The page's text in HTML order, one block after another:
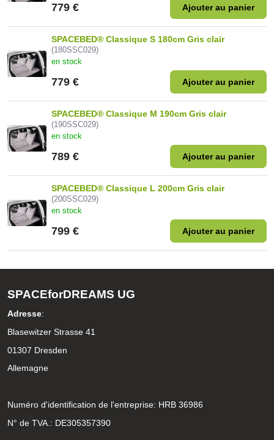
779 € Ajouter au panier
SPACEBED® Classique S 180cm Gris clair
(180SSC029)
en stock
779 € Ajouter au panier
SPACEBED® Classique M 190cm Gris clair
(190SSC029)
en stock
789 € Ajouter au panier
SPACEBED® Classique L 200cm Gris clair
(200SSC029)
en stock
799 € Ajouter au panier
SPACEforDREAMS UG
Adresse:
Blasewitzer Strasse 41
01307 Dresden
Allemagne
Numéro d'identification de l'entreprise: HRB 36986
N° de TVA.: DE305357390